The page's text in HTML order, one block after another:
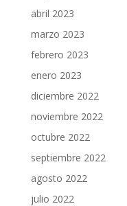
abril 2023
marzo 2023
febrero 2023
enero 2023
diciembre 2022
noviembre 2022
octubre 2022
septiembre 2022
agosto 2022
julio 2022